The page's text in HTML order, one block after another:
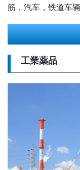
筋，汽车，铁道车
工業薬品